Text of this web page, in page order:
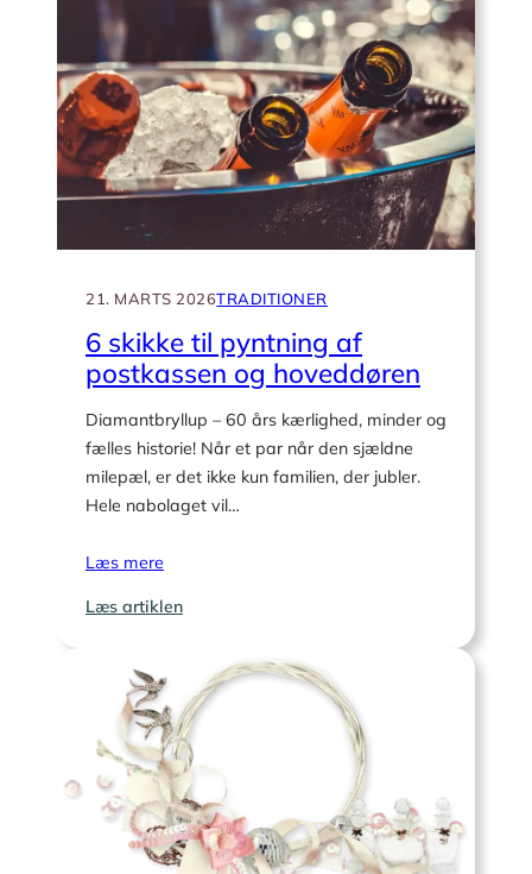
af
feststedet
før
diamantbryllupsfesten
21. MARTS 2026TRADITIONER
6 skikke til pyntning af
postkassen og hoveddøren
Diamantbryllup – 60 års kærlighed, minder og
fælles historie! Når et par når den sjældne
milepæl, er det ikke kun familien, der jubler.
Hele nabolaget vil…
Læs mere
Læs artiklen:
pyntning
af
postkassen
og
hoveddøren